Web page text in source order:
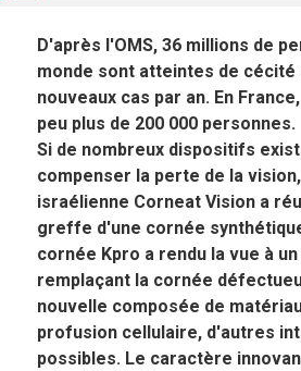
D'après l'OMS, 36 millions de
monde sont atteintes de cécité
nouveaux cas par an. En
peu plus de 200 000 personnes.
Si de nombreux dispositifs
compenser la perte de la
israélienne Corneat Vision a
greffe d'une cornée
cornée Kpro a rendu la vue à
remplaçant la cornée
nouvelle composée de
profusion cellulaire, d'autres
possibles. Le caractère